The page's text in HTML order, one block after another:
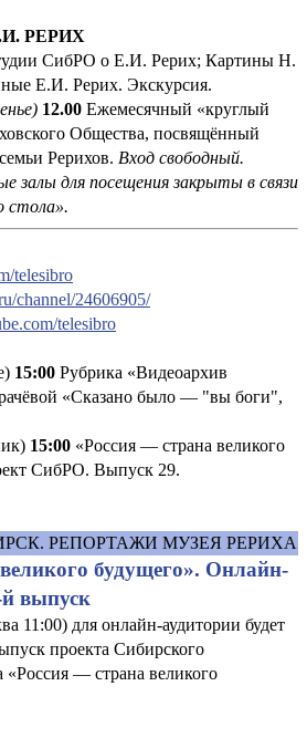
РЕРИХ
СибРО о Е.И. Рерих; Картины Н.
Е.И. Рерих. Экскурсия.
12.00 Ежемесячный «круглый
Общества, посвящённый
Рерихов. Вход свободный.
залы для посещения закрыты в связи
стола».
telesibro
channel/24606905/
telesibro
15:00 Рубрика «Видеоархив
«Сказано было — "вы боги",
15:00 «Россия — страна великого
СибРО. Выпуск 29.
РЕПОРТАЖИ МУЗЕЯ РЕРИХА
будущего». Онлайн-
выпуск
11:00) для онлайн-аудитории будет
проекта Сибирского
«Россия — страна великого